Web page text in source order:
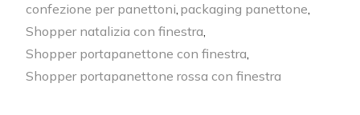
confezione per panettoni, packaging panettone,
Shopper natalizia con finestra,
Shopper portapanettone con finestra,
Shopper portapanettone rossa con finestra